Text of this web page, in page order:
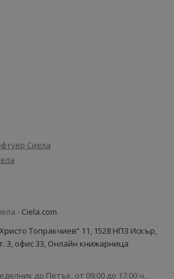
Сиела
- Ciela.com
Топракчиев“ 11, 1528 НПЗ Искър,
3, офис 33, Онлайн книжарница
до Петък, от 09:00 до 17:00 ч.